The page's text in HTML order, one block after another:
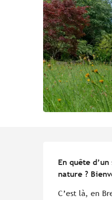
En quête
nature ?
C’est là, en